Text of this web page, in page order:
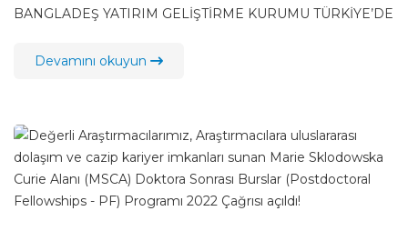
BANGLADEŞ YATIRIM GELİŞTİRME KURUMU TÜRKİYE’DE
Devamını okuyun